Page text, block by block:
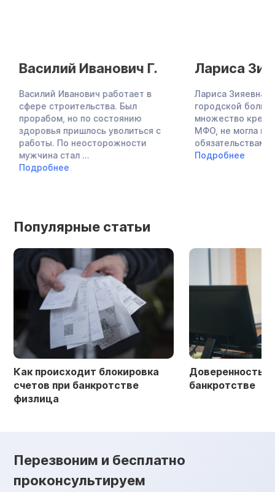
Василий Иванович Г.
Василий Иванович работает в
сфере строительства. Был
прорабом, но по состоянию
здоровья пришлось уволиться с
работы. По неосторожности
мужчина стал ...
Подробнее
Лариса
Лариса Зияевна —
городской
множество
МФО, не могла
обязательствам,
Подробнее
Популярные статьи
Как происходит блокировка
счетов при банкротстве
физлица
Доверенность
банкротстве
Перезвоним и бесплатно
проконсультируем